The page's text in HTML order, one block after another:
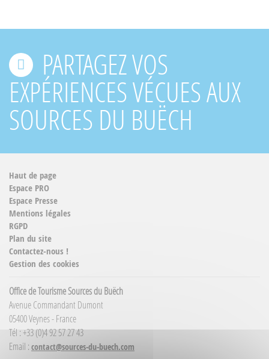
PARTAGEZ VOS
EXPÉRIENCES VÉCUES AUX
SOURCES DU BUËCH
Haut de page
Espace PRO
Espace Presse
Mentions légales
RGPD
Plan du site
Contactez-nous !
Gestion des cookies
Office de Tourisme Sources du Buëch
Avenue Commandant Dumont
05400 Veynes - France
Tél : +33 (0)4 92 57 27 43
Email : contact@sources-du-buech.com